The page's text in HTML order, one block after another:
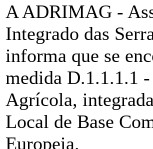
A ADRIMAG -
Integrado das
informa que se
medida D.1.1.1.1
Agrícola,
Local de Base
Europeia.